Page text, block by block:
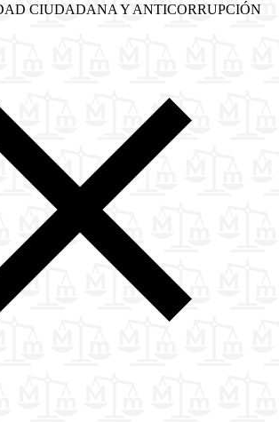
CIUDADANA Y ANTICORRUPCIÓN